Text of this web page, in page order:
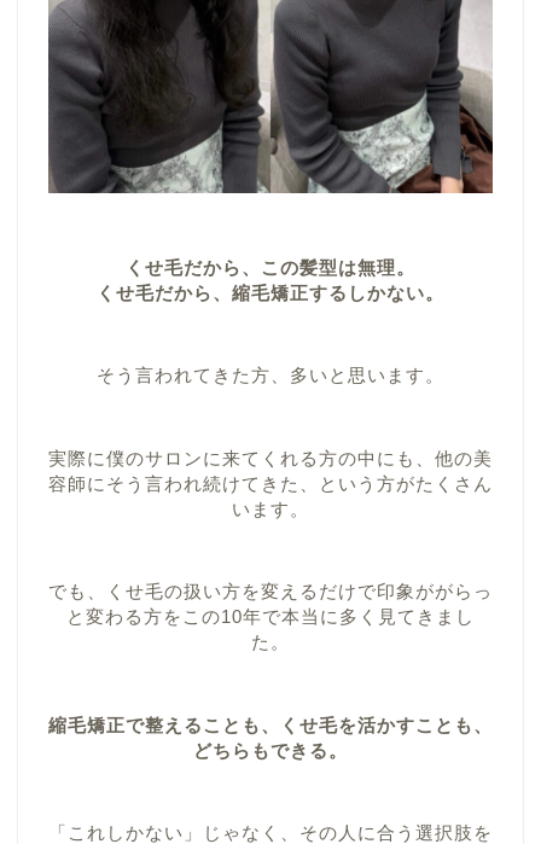
くせ毛だから、この髪型は無理。
くせ毛だから、縮毛矯正するしかない。
そう言われてきた方、多いと思います。
実際に僕のサロンに来てくれる方の中にも、他の美
容師にそう言われ続けてきた、という方がたくさん
います。
でも、くせ毛の扱い方を変えるだけで印象ががらっ
と変わる方をこの10年で本当に多く見てきまし
た。
縮毛矯正で整えることも、くせ毛を活かすことも、
どちらもできる。
「これしかない」じゃなく、その人に合う選択肢を